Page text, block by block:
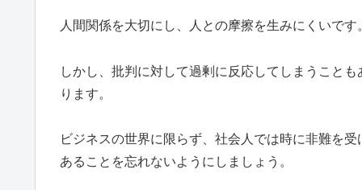
人間関係を大切にし、人との摩擦を生みにくいです
しかし、批判に対して過剰に反応してしまうこと
ります。
ビジネスの世界に限らず、社会人では時に非難を
あることを忘れないようにしましょう。